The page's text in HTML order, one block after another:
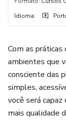
Idioma:
Com as práticas
ambientes que
consciente das
simples,
você será
mais qualidade